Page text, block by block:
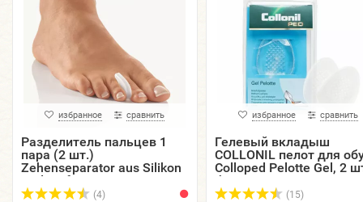
избранное сравнить
Разделитель пальцев 1
пара (2 шт.)
Zehenseparator aus Silikon
Pedi Soft BORT.
(4)
избранное сравнить
Гелевый вкладыш
COLLONIL пелот для
Colloped Pelotte Gel, 2
безразмерные.
(15)